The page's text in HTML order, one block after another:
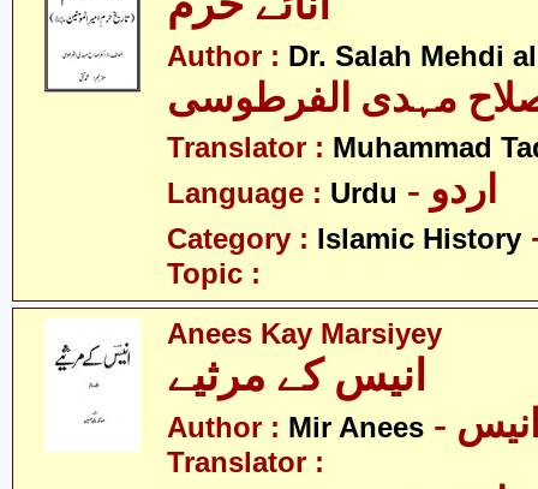
Author : Dr. Salah Mehdi
مہدی الفرطوسی
Translator : Muhammad
Language : Urdu - اردو
Category : Islamic History
Topic :
Anees Kay Marsiyey
انیس کے مرثیے
Author : Mir Anees
Translator :